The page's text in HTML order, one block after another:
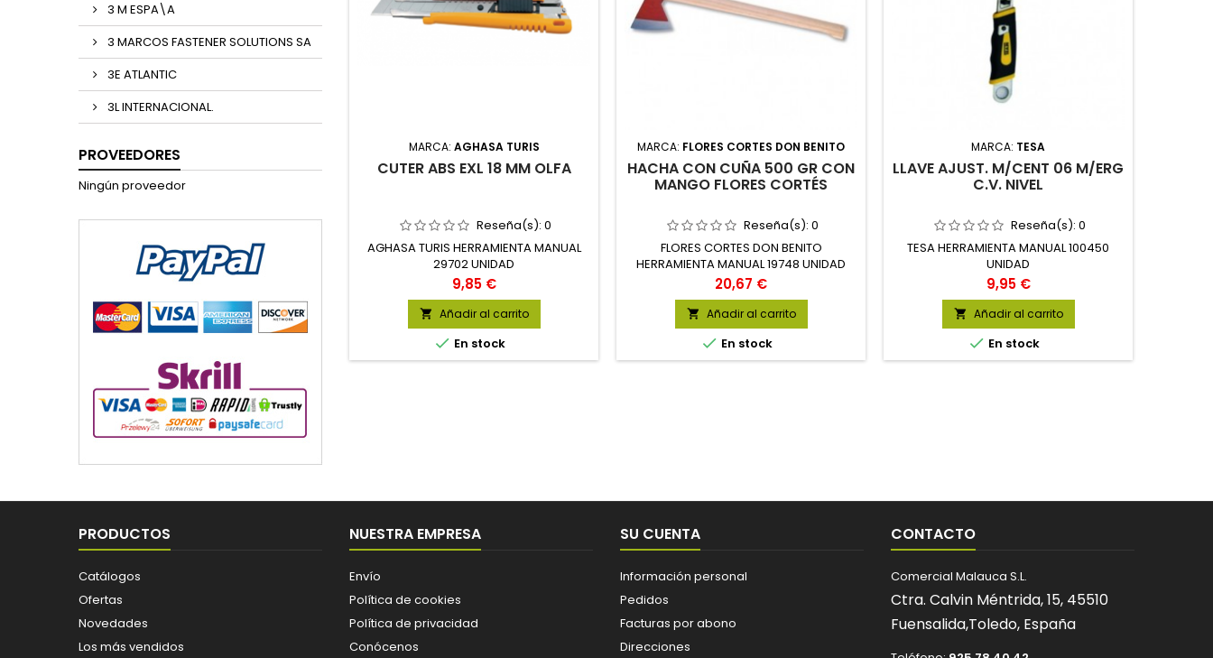
3 M ESPA\A
3 MARCOS FASTENER SOLUTIONS SA
3E ATLANTIC
3L INTERNACIONAL.
PROVEEDORES
Ningún proveedor
MARCA: AGHASA TURIS
CUTER ABS EXL 18 MM OLFA
Reseña(s): 0
AGHASA TURIS HERRAMIENTA MANUAL
29702 UNIDAD
Precio
9,85 €
 Añadir al carrito
 En stock
MARCA: FLORES CORTES DON BENITO
HACHA CON CUÑA 500 GR CON
MANGO FLORES CORTÉS
Reseña(s): 0
FLORES CORTES DON BENITO
HERRAMIENTA MANUAL 19748 UNIDAD
Precio
20,67 €
 Añadir al carrito
 En stock
MARCA: TESA
LLAVE AJUST. M/CENT 06 M/ERG
C.V. NIVEL
Reseña(s): 0
TESA HERRAMIENTA MANUAL 100450
UNIDAD
Precio
9,95 €
 Añadir al carrito
 En stock
PRODUCTOS
Catálogos
Ofertas
Novedades
Los más vendidos
NUESTRA EMPRESA
Envío
Política de cookies
Política de privacidad
Conócenos
SU CUENTA
Información personal
Pedidos
Facturas por abono
Direcciones
CONTACTO
Comercial Malauca S.L.
Ctra. Calvin Méntrida, 15, 45510
Fuensalida,Toledo, España